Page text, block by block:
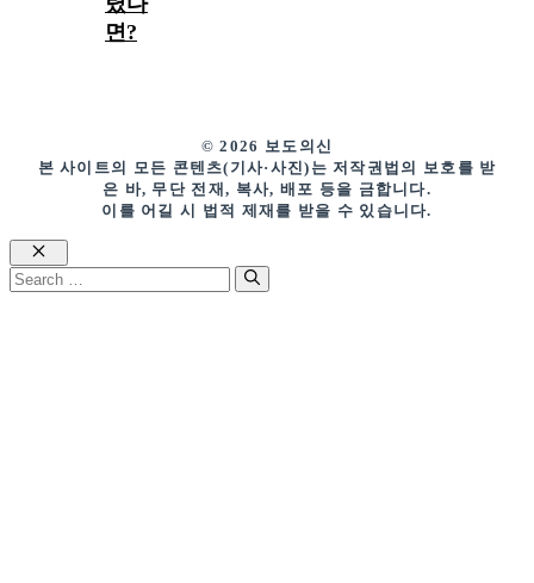
면?
© 2026 보도의신
본 사이트의 모든 콘텐츠(기사·사진)는 저작권법의 보호를 받
은 바, 무단 전재, 복사, 배포 등을 금합니다.
이를 어길 시 법적 제재를 받을 수 있습니다.
Close
Search
for: